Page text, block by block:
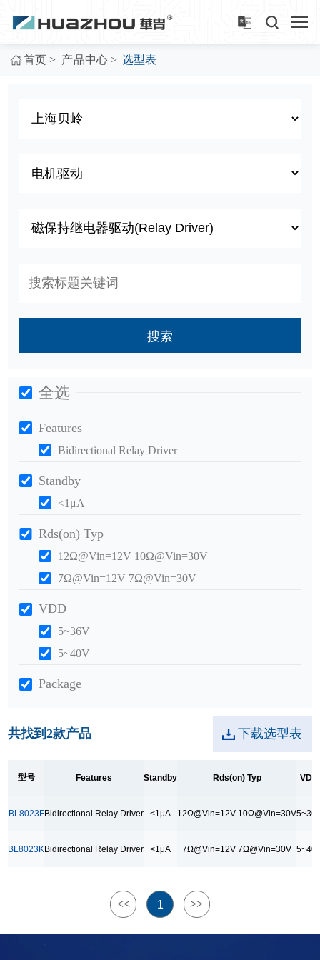
首页 > 产品中心 > 选型表
搜索
全选
Features
Bidirectional Relay Driver
Standby
<1μA
Rds(on) Typ
12Ω@Vin=12V 10Ω@Vin=30V
7Ω@Vin=12V 7Ω@Vin=30V
VDD
5~36V
5~40V
Package
SOT23-6
充电桩
共找到2款产品 下载选型表
型号 Features Standby Rds(on) Typ VDD
BL8023FBidirectional Relay Driver <1μA 12Ω@Vin=12V 10Ω@Vin=30V
BL8023KBidirectional Relay Driver <1μA 7Ω@Vin=12V 7Ω@Vin=30V
<< 1 >>